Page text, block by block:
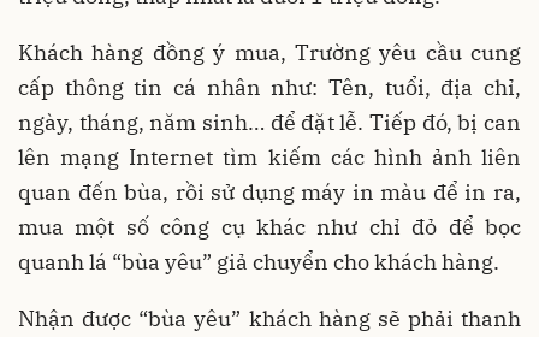
Khách hàng đồng ý mua, Trường yêu cầu cung
cấp thông tin cá nhân như: Tên, tuổi, địa chỉ,
ngày, tháng, năm sinh… để đặt lễ. Tiếp đó, bị can
lên mạng Internet tìm kiếm các hình ảnh liên
quan đến bùa, rồi sử dụng máy in màu để in ra,
mua một số công cụ khác như chỉ đỏ để bọc
quanh lá “bùa yêu” giả chuyển cho khách hàng.
Nhận được “bùa yêu” khách hàng sẽ phải thanh